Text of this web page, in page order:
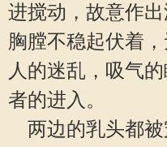
进搅动，故意作
胸膛不稳起伏着
人的迷乱，吸气
者的进入。
两边的乳头都被